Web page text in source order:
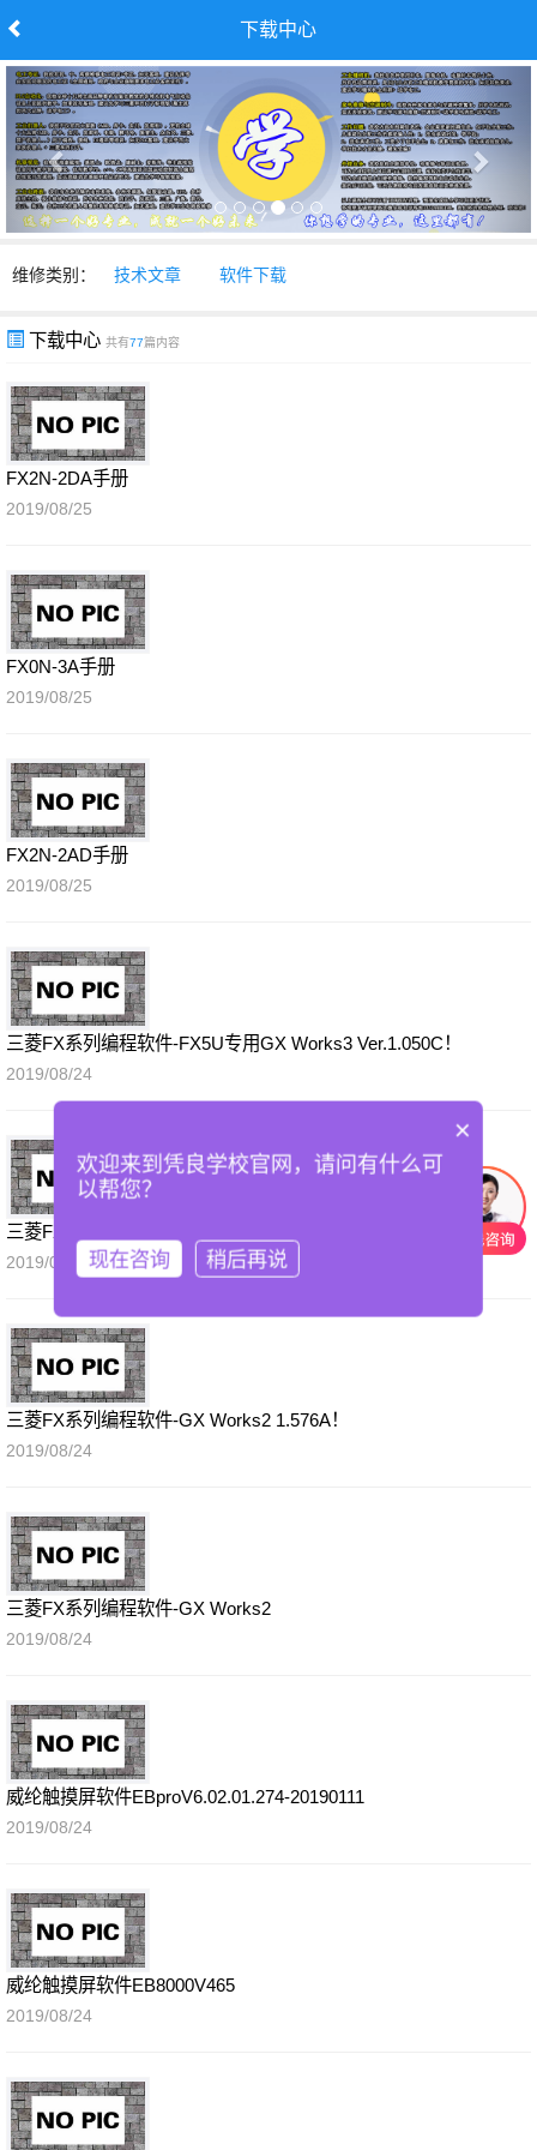
下载中心
维修类别： 技术文章 软件下载
下载中心 共有77篇内容
FX2N-2DA手册
2019/08/25
FX0N-3A手册
2019/08/25
FX2N-2AD手册
2019/08/25
三菱FX系列编程软件-FX5U专用GX Works3 Ver.1.050C！
2019/08/24
三菱FX系列编程软件-GX developer8.86
2019/08/24
三菱FX系列编程软件-GX Works2 1.576A！
2019/08/24
三菱FX系列编程软件-GX Works2
2019/08/24
威纶触摸屏软件EBproV6.02.01.274-20190111
2019/08/24
威纶触摸屏软件EB8000V465
2019/08/24
×
欢迎来到凭良学校官网，请问有什么可
以帮您？
现在咨询 稍后再说